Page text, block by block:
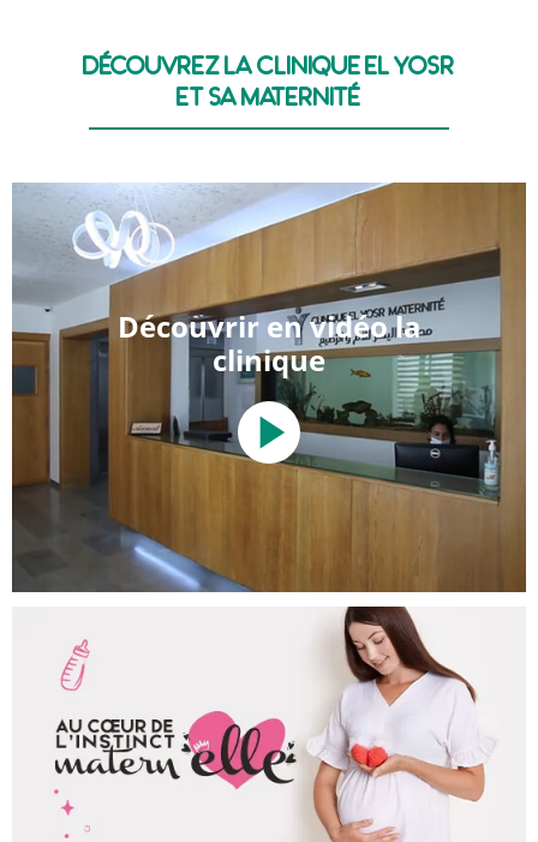
découvrez la clinique El Yosr
et sa maternité
Découvrir en vidéo la
clinique